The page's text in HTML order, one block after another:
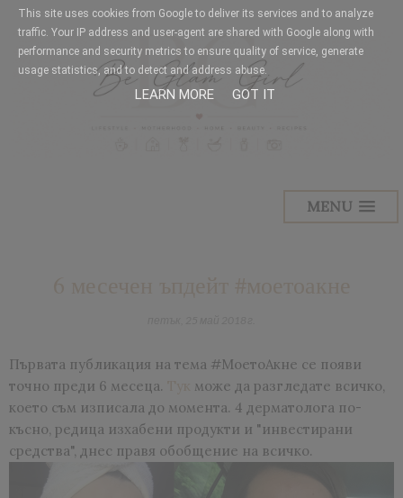
MENU
Първата публикация на тема #МоетоАкне се появи
точно преди 6 месеца.
може да разгледате всичко,
което съм изписала до момента. 4 дерматолога по-
късно, редица изхабени продукти и "инвестирани
средства", днес правя обобщение на всичко.
This site uses cookies from Google to deliver its services and to analyze
traffic. Your IP address and user-agent are shared with Google along with
performance and security metrics to ensure quality of service, generate
usage statistics, and to detect and address abuse.
LEARN MORE GOT IT